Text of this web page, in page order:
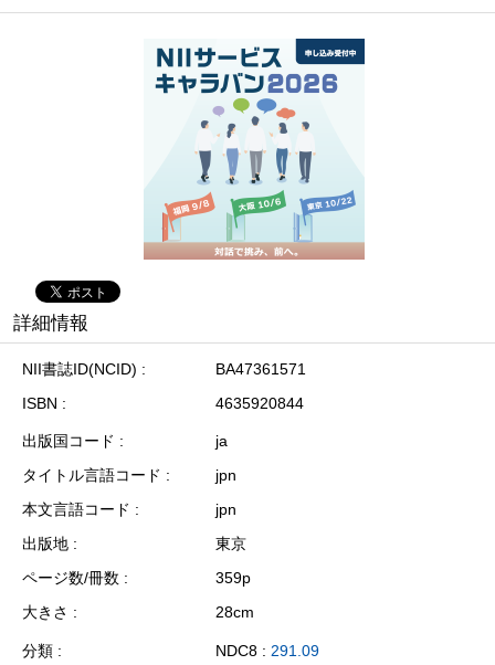
詳細情報
NII書誌ID(NCID)
BA47361571
ISBN
4635920844
出版国コード
ja
タイトル言語コード
jpn
本文言語コード
jpn
出版地
東京
ページ数/冊数
359p
大きさ
28cm
分類 NDC8 : 291.09